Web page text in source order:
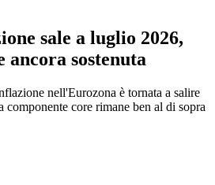
sale a luglio 2026,
ancora sostenuta
nell'Eurozona è tornata a salire
core rimane ben al di sopra